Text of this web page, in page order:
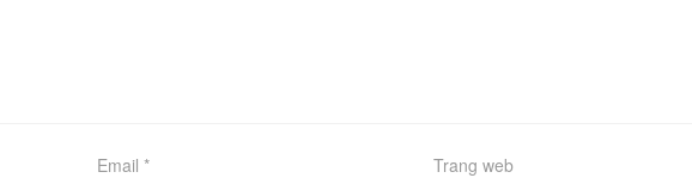
Email * Trang web